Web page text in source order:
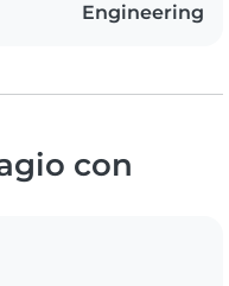
Engineering
con